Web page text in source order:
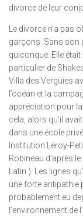
divorce de leur
Le divorce n’a pas
garçons. Sans son
quiconque. Elle
particulier de
Villa des Verguies
l’océan et la
appréciation pour la
cela, alors qu’il
dans une école
Institution Leroy-
Robineau d’après
Latin ). Les lignes
une forte antipathie
probablement eu
l’environnement de